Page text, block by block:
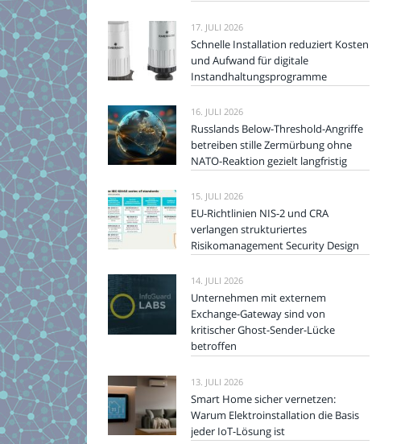
17. JULI 2026
Schnelle Installation reduziert Kosten
und Aufwand für digitale
Instandhaltungsprogramme
16. JULI 2026
Russlands Below-Threshold-Angriffe
betreiben stille Zermürbung ohne
NATO-Reaktion gezielt langfristig
15. JULI 2026
EU-Richtlinien NIS-2 und CRA
verlangen strukturiertes
Risikomanagement Security Design
14. JULI 2026
Unternehmen mit externem
Exchange-Gateway sind von
kritischer Ghost-Sender-Lücke
betroffen
13. JULI 2026
Smart Home sicher vernetzen:
Warum Elektroinstallation die Basis
jeder IoT-Lösung ist